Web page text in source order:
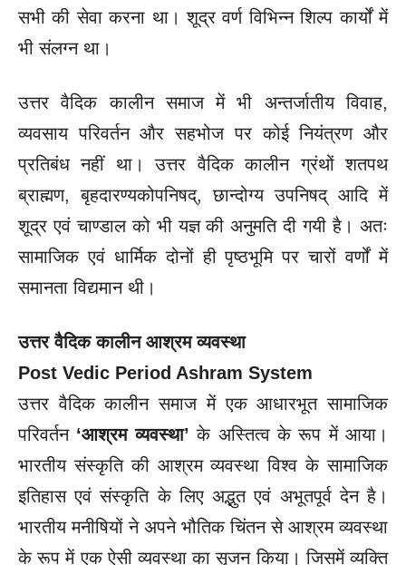
सभी की सेवा करना था। शूद्र वर्ण विभिन्न शिल्प कार्यों में
भी संलग्न था।
उत्तर वैदिक कालीन समाज में भी अन्तर्जातीय विवाह,
व्यवसाय परिवर्तन और सहभोज पर कोई नियंत्रण और
प्रतिबंध नहीं था। उत्तर वैदिक कालीन ग्रंथों शतपथ
ब्राह्मण, बृहदारण्यकोपनिषद्, छान्दोग्य उपनिषद् आदि में
शूद्र एवं चाण्डाल को भी यज्ञ की अनुमति दी गयी है। अतः
सामाजिक एवं धार्मिक दोनों ही पृष्ठभूमि पर चारों वर्णों में
समानता विद्यमान थी।
उत्तर वैदिक कालीन आश्रम व्यवस्था
Post Vedic Period Ashram System
उत्तर वैदिक कालीन समाज में एक आधारभूत सामाजिक
परिवर्तन ‘आश्रम व्यवस्था’ के अस्तित्व के रूप में आया।
भारतीय संस्कृति की आश्रम व्यवस्था विश्व के सामाजिक
इतिहास एवं संस्कृति के लिए अद्भुत एवं अभूतपूर्व देन है।
भारतीय मनीषियों ने अपने भौतिक चिंतन से आश्रम व्यवस्था
के रूप में एक ऐसी व्यवस्था का सृजन किया। जिसमें व्यक्ति